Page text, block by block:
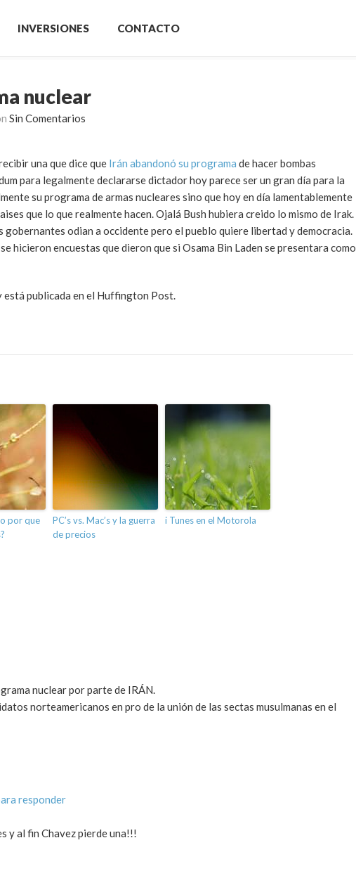
INVERSIONES CONTACTO
nuclear
Sin Comentarios
una que dice que Irán abandonó su programa de hacer bombas
para legalmente declararse dictador hoy parece ser un gran día para la
su programa de armas nucleares sino que hoy en día lamentablemente
que lo que realmente hacen. Ojalá Bush hubiera creido lo mismo de Irak.
gobernantes odian a occidente pero el pueblo quiere libertad y democracia.
hicieron encuestas que dieron que si Osama Bin Laden se presentara como
publicada en el Huffington Post.
por que
PC’s vs. Mac’s y la guerra
de precios
i Tunes en el Motorola
nuclear por parte de IRÁN.
norteamericanos en pro de la unión de las sectas musulmanas en el
responder
y al fin Chavez pierde una!!!